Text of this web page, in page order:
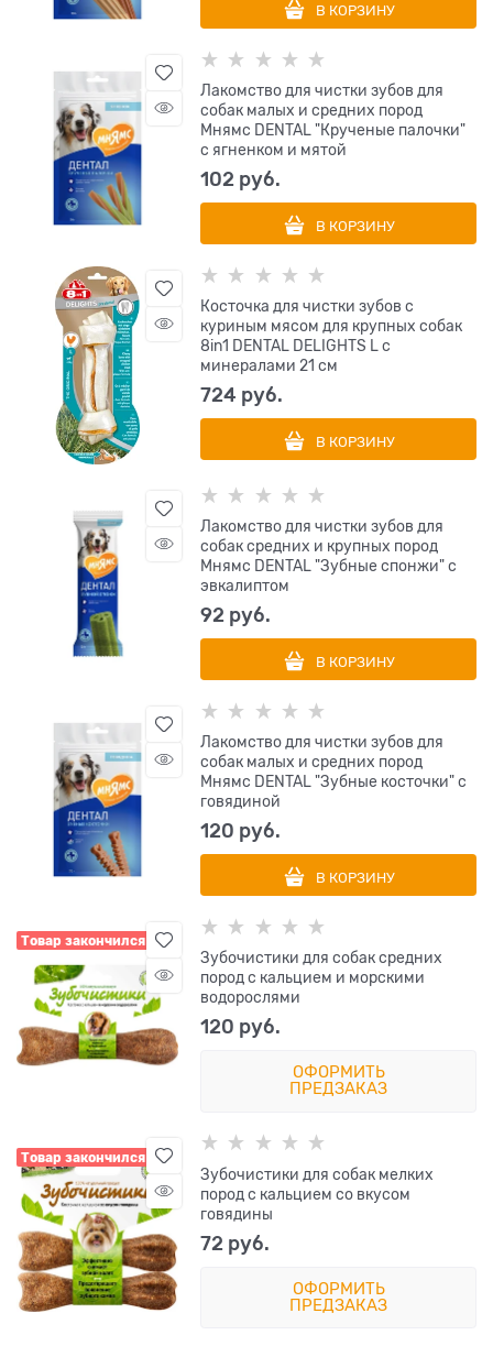
В КОРЗИНУ
Лакомство для чистки зубов для
собак малых и средних пород
Мнямс DENTAL "Крученые палочки"
с ягненком и мятой
102 руб.
В КОРЗИНУ
Косточка для чистки зубов с
куриным мясом для крупных собак
8in1 DENTAL DELIGHTS L с
минералами 21 см
724 руб.
В КОРЗИНУ
Лакомство для чистки зубов для
собак средних и крупных пород
Мнямс DENTAL "Зубные спонжи" с
эвкалиптом
92 руб.
В КОРЗИНУ
Лакомство для чистки зубов для
собак малых и средних пород
Мнямс DENTAL "Зубные косточки" с
говядиной
120 руб.
В КОРЗИНУ
Товар закончился
Зубочистики для собак средних
пород с кальцием и морскими
водорослями
120 руб.
ОФОРМИТЬ
ПРЕДЗАКАЗ
Товар закончился
Зубочистики для собак мелких
пород с кальцием со вкусом
говядины
72 руб.
ОФОРМИТЬ
ПРЕДЗАКАЗ